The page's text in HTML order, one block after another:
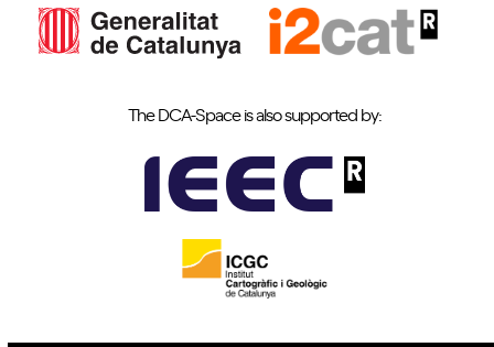
The DCA-Space is also supported by: